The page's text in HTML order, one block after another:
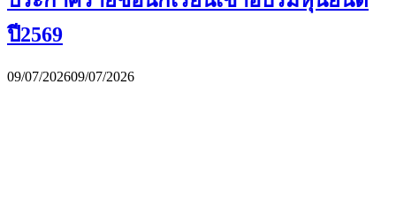
ปี2569
09/07/202609/07/2026